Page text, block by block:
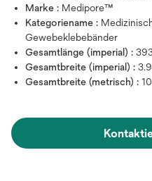
Marke : Medipore™
Kategoriename :
Gewebeklebebänder
Gesamtlänge (imperial) :
Gesamtbreite (imperial) :
Gesamtbreite (metrisch) :